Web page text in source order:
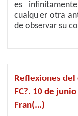
es
cualquier otra
de observar su
Reflexiones del
FC?. 10 de
Fran(...)